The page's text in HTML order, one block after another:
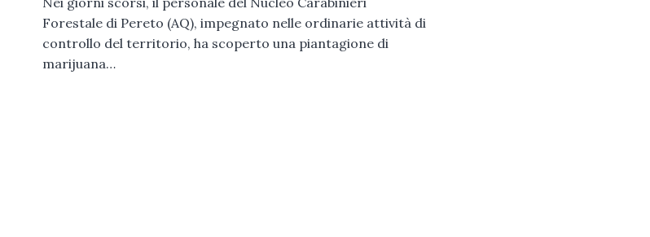
Forestale di Pereto (AQ), impegnato nelle ordinarie attività di
controllo del territorio, ha scoperto una piantagione di
marijuana…